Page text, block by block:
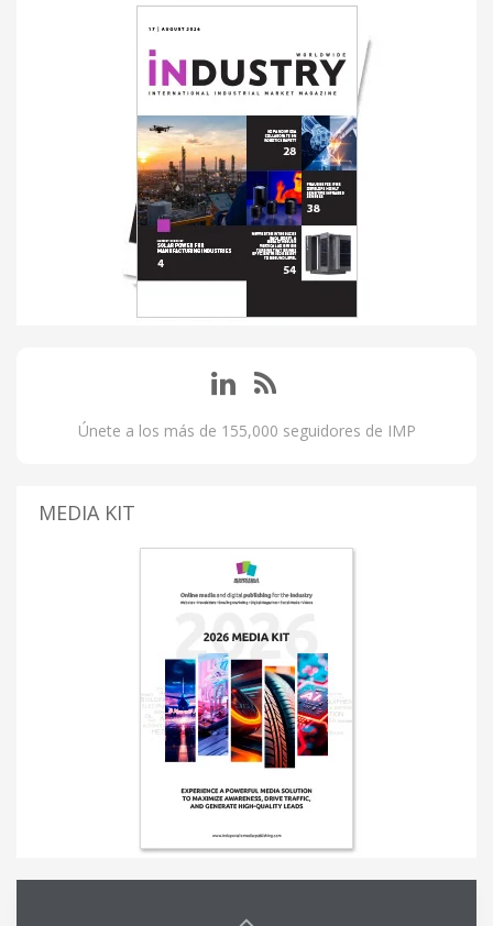
Únete a los más de 155,000 seguidores de IMP
MEDIA KIT